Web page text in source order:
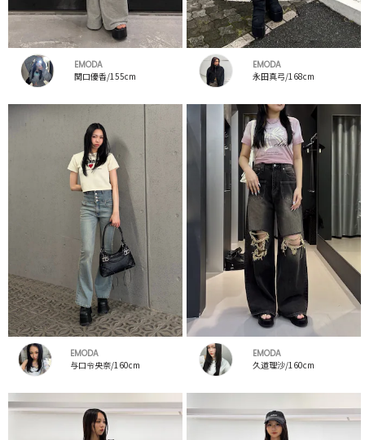
EMODA
関口優香/155cm
EMODA
永田真弓/168cm
EMODA
与口令央奈/160cm
EMODA
久道理沙/160cm